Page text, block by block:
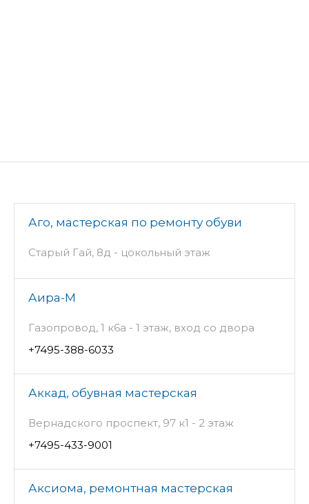
Аго, мастерская по ремонту обуви
Старый Гай, 8д - цокольный этаж
Аира-М
Газопровод, 1 к6а - 1 этаж, вход со двора
+7495-388-6033
Аккад, обувная мастерская
Вернадского проспект, 97 к1 - 2 этаж
+7495-433-9001
Аксиома, ремонтная мастерская